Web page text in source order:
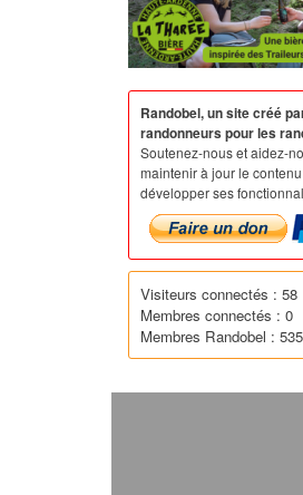
Randobel, un site créé
randonneurs pour les
Soutenez-nous et aidez-
maintenir à jour le
développer ses
Visiteurs connectés : 58
Membres connectés : 0
Membres Randobel :